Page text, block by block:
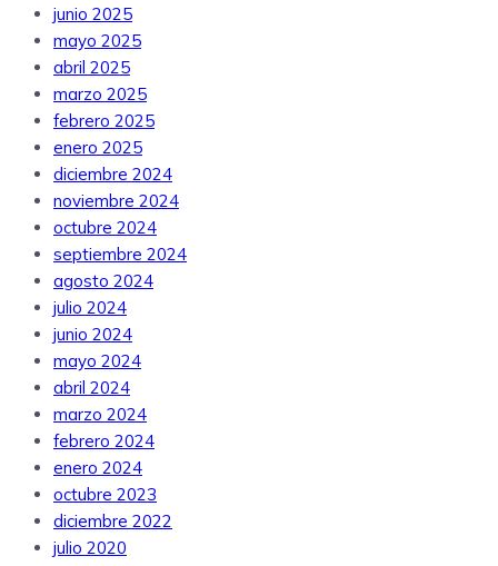
junio 2025
mayo 2025
abril 2025
marzo 2025
febrero 2025
enero 2025
diciembre 2024
noviembre 2024
octubre 2024
septiembre 2024
agosto 2024
julio 2024
junio 2024
mayo 2024
abril 2024
marzo 2024
febrero 2024
enero 2024
octubre 2023
diciembre 2022
julio 2020